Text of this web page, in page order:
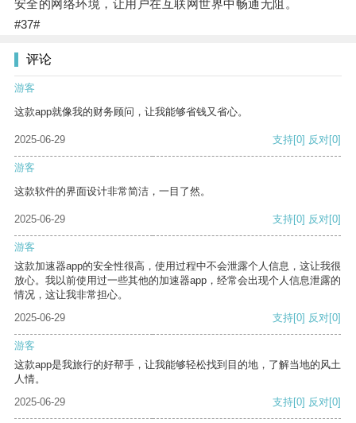
安全的网络环境，让用户在互联网世界中畅通无阻。
#37#
评论
游客
这款app就像我的财务顾问，让我能够省钱又省心。
2025-06-29 支持[0] 反对[0]
游客
这款软件的界面设计非常简洁，一目了然。
2025-06-29 支持[0] 反对[0]
游客
这款加速器app的安全性很高，使用过程中不会泄露个人信息，这让我很
放心。我以前使用过一些其他的加速器app，经常会出现个人信息泄露的
情况，这让我非常担心。
2025-06-29
支持[0] 反对[0]
游客
这款app是我旅行的好帮手，让我能够轻松找到目的地，了解当地的风土
人情。
2025-06-29
支持[0] 反对[0]